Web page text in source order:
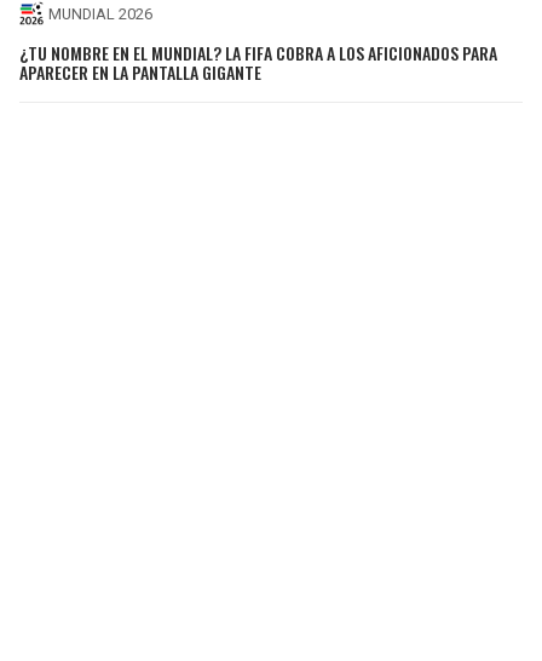
MUNDIAL 2026
¿TU NOMBRE EN EL MUNDIAL? LA FIFA COBRA A LOS AFICIONADOS PARA
APARECER EN LA PANTALLA GIGANTE